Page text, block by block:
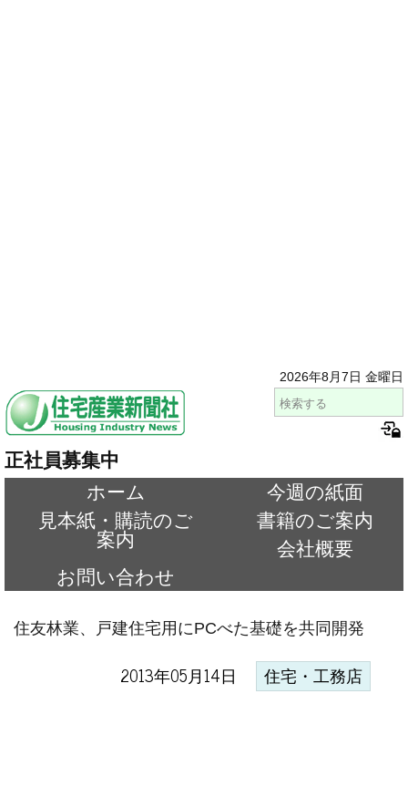
2026年8月7日 金曜日
正社員募集中
ホーム
今週の紙面
見本紙・購読のご
案内
書籍のご案内
会社概要
お問い合わせ
住友林業、戸建住宅用にPCべた基礎を共同開発
2013年05月14日 住宅・工務店